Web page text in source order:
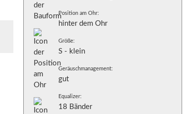
Position am Ohr:
hinter dem Ohr
Größe:
S - klein
Geräuschmanagement:
gut
Equalizer:
18 Bänder